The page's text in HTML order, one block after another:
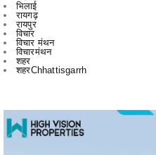
भिलाई
रायगढ़
रायपुर
विचार
विचार मंथन
विचारमंथन
शहर
शहरChhattisgarrh